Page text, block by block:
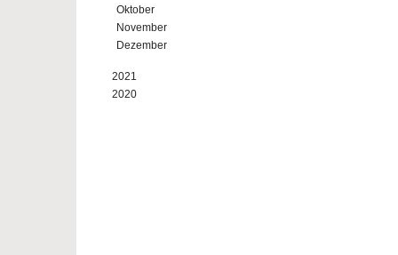
Oktober
November
Dezember
2021
2020